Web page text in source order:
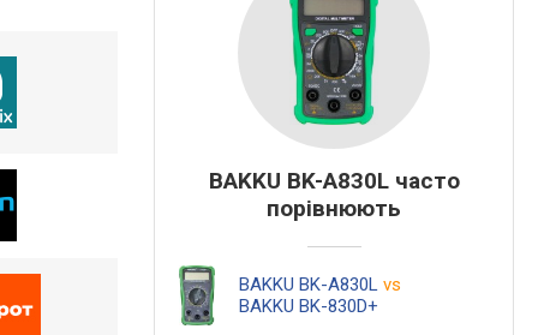
BAKKU BK-A830L часто
порівнюють
BAKKU BK-A830L vs
BAKKU BK-830D+